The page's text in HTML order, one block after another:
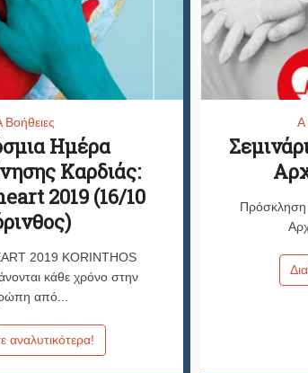
Βοήθειες
Ημέρα
Καρδιάς:
2019 (16/10
2019 KORINTHOS
κάθε χρόνο στην
από...
αναλυτικότερα!
Α
Πρόσκληση